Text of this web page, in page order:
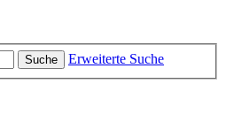
Suche Erweiterte Suche